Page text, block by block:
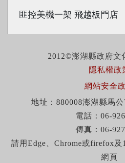
匪控美機一架 飛越板門店
2012©澎湖縣政府文
隱私權政
網站安全
地址：880008澎湖縣馬
電話：06-
傳真：06-
請用Edge、Chrome或firefox
網頁